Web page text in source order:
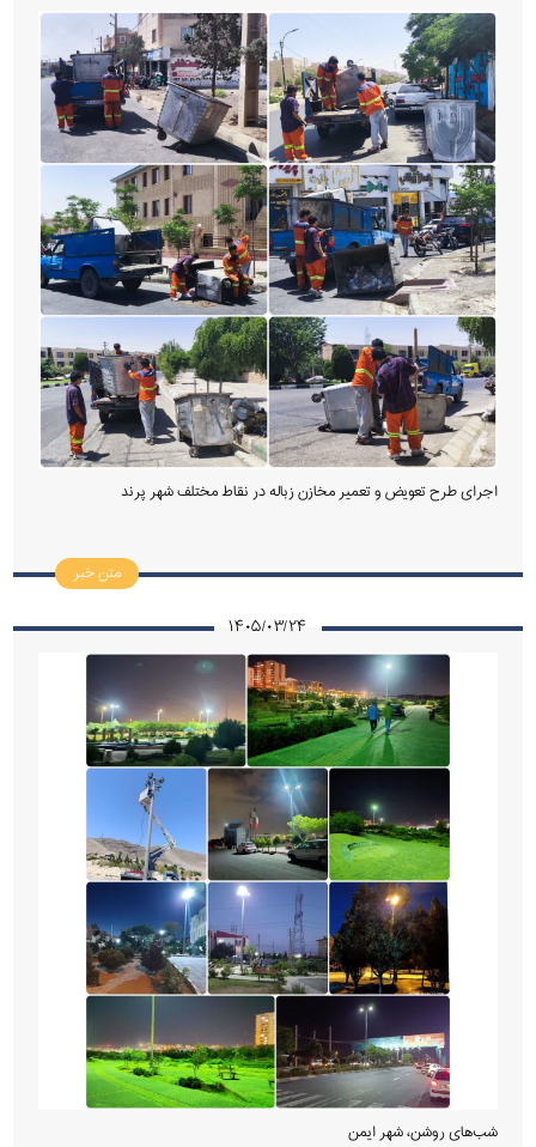
اجرای طرح تعویض و تعمیر مخازن زباله در نقاط مختلف شهر پرند
متن خبر
۱۴۰۵/۰۳/۲۴
شب‌های روشن، شهر ایمن